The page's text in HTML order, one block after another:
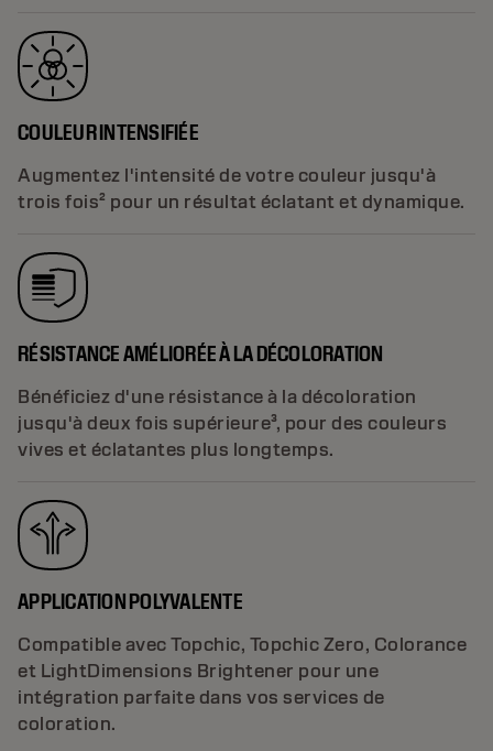
COULEUR INTENSIFIÉE
Augmentez l'intensité de votre couleur jusqu'à
trois fois² pour un résultat éclatant et dynamique.
RÉSISTANCE AMÉLIORÉE À LA DÉCOLORATION
Bénéficiez d'une résistance à la décoloration
jusqu'à deux fois supérieure³, pour des couleurs
vives et éclatantes plus longtemps.
APPLICATION POLYVALENTE
Compatible avec Topchic, Topchic Zero, Colorance
et LightDimensions Brightener pour une
intégration parfaite dans vos services de
coloration.